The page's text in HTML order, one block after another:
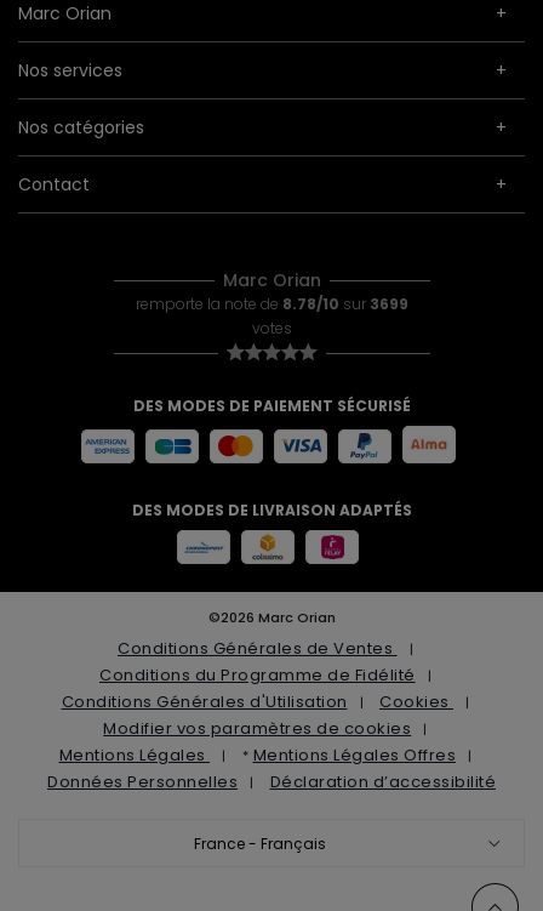
Marc Orian
Nos services
Nos catégories
Contact
Marc Orian
remporte la note de 8.78/10 sur 3699
votes
DES MODES DE PAIEMENT SÉCURISÉ
DES MODES DE LIVRAISON ADAPTÉS
©2026 Marc Orian
Conditions Générales de Ventes
Conditions du Programme de Fidélité
Conditions Générales d'Utilisation
Cookies
Modifier vos paramètres de cookies
Mentions Légales
* Mentions Légales Offres
Données Personnelles
Déclaration d’accessibilité
France - Français